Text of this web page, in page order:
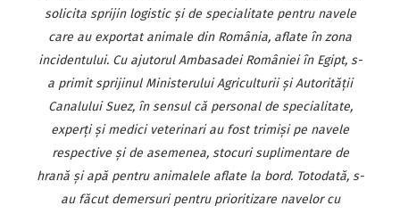
solicita sprijin logistic şi de specialitate pentru navele
care au exportat animale din România, aflate în zona
incidentului. Cu ajutorul Ambasadei României în Egipt, s-
a primit sprijinul Ministerului Agriculturii şi Autorităţii
Canalului Suez, în sensul că personal de specialitate,
experţi şi medici veterinari au fost trimişi pe navele
respective şi de asemenea, stocuri suplimentare de
hrană şi apă pentru animalele aflate la bord. Totodată, s-
au făcut demersuri pentru prioritizare navelor cu